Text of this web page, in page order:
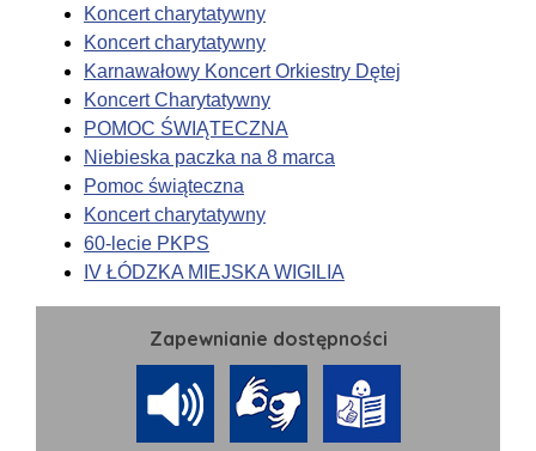
Zapewnianie dostępności
Koncert charytatywny
Koncert charytatywny
Karnawałowy Koncert Orkiestry Dętej
Koncert Charytatywny
POMOC ŚWIĄTECZNA
Niebieska paczka na 8 marca
Pomoc świąteczna
Koncert charytatywny
60-lecie PKPS
IV ŁÓDZKA MIEJSKA WIGILIA